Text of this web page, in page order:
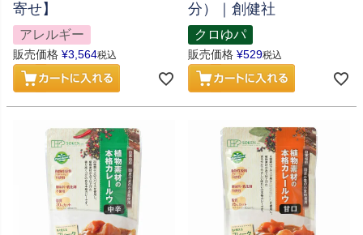
寄せ】
アレルギー
販売価格 ¥3,564税込
分）｜創健社
クロゆパ
販売価格 ¥529税込